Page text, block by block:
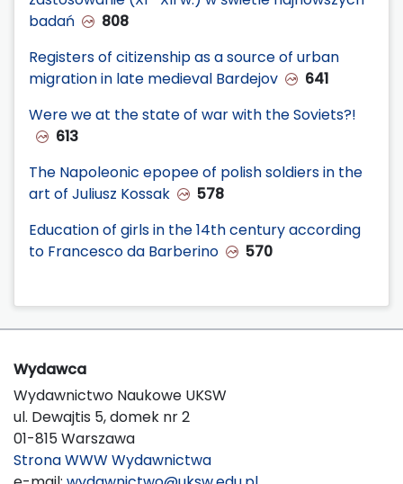
badań
808
Registers of citizenship as a source of urban
migration in late medieval Bardejov
641
Were we at the state of war with the Soviets?!
613
The Napoleonic epopee of polish soldiers in the
art of Juliusz Kossak
578
Education of girls in the 14th century according
to Francesco da Barberino
570
Wydawca
Wydawnictwo Naukowe UKSW
ul. Dewajtis 5, domek nr 2
01-815 Warszawa
Strona WWW Wydawnictwa